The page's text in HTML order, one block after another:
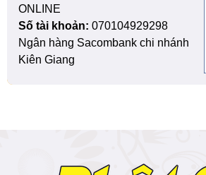
ONLINE
Số tài khoản: 070104929298
Ngân hàng Sacombank chi nhánh
Kiên Giang